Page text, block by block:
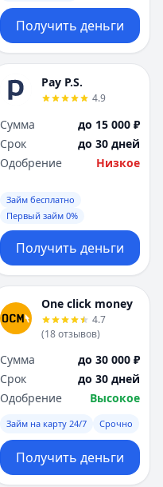
Получить деньги
Pay P.S.
4.9
Сумма
до 15 000 ₽
Срок
до 30 дней
Одобрение
Низкое
Займ бесплатно
Первый займ 0%
Получить деньги
One click money
4.7
(18отзывов)
Сумма
до 30 000 ₽
Срок
до 30 дней
Одобрение
Высокое
Займ на карту 24/7 Срочно
Получить деньги